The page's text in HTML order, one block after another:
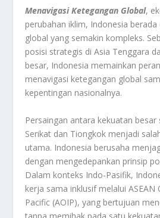
Menavigasi Ketegangan Global,
perubahan iklim, Indonesia
global yang semakin kompleks.
posisi strategis di Asia Tenggara
besar, Indonesia memainkan
menavigasi ketegangan global
kepentingan nasionalnya.
Persaingan antara kekuatan besar
Serikat dan Tiongkok menjadi
utama. Indonesia berusaha
dengan mengedepankan prinsip
Dalam konteks Indo-Pasifik,
kerja sama inklusif melalui
Pacific (AOIP), yang bertujuan